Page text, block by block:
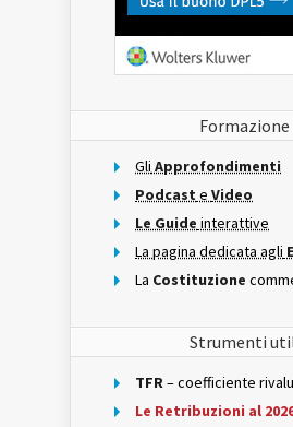
Formazione
Gli Approfondimenti
Podcast e Video
Le Guide interattive
La pagina dedicata agli
La Costituzione
Strumenti
TFR– coefficiente
Le Retribuzioni al